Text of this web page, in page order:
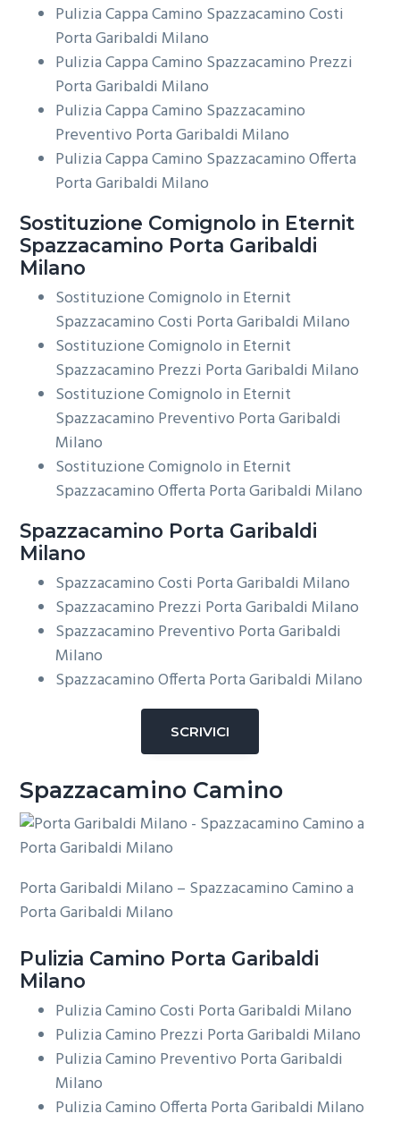
Pulizia Cappa Camino Spazzacamino Costi
Porta Garibaldi Milano
Pulizia Cappa Camino Spazzacamino Prezzi
Porta Garibaldi Milano
Pulizia Cappa Camino Spazzacamino
Preventivo Porta Garibaldi Milano
Pulizia Cappa Camino Spazzacamino Offerta
Porta Garibaldi Milano
Sostituzione Comignolo in Eternit
Spazzacamino Porta Garibaldi
Milano
Sostituzione Comignolo in Eternit
Spazzacamino Costi Porta Garibaldi Milano
Sostituzione Comignolo in Eternit
Spazzacamino Prezzi Porta Garibaldi Milano
Sostituzione Comignolo in Eternit
Spazzacamino Preventivo Porta Garibaldi
Milano
Sostituzione Comignolo in Eternit
Spazzacamino Offerta Porta Garibaldi Milano
Spazzacamino Porta Garibaldi
Milano
Spazzacamino Costi Porta Garibaldi Milano
Spazzacamino Prezzi Porta Garibaldi Milano
Spazzacamino Preventivo Porta Garibaldi
Milano
Spazzacamino Offerta Porta Garibaldi Milano
SCRIVICI
Spazzacamino Camino
Porta Garibaldi Milano – Spazzacamino Camino a
Porta Garibaldi Milano
Pulizia Camino Porta Garibaldi
Milano
Pulizia Camino Costi Porta Garibaldi Milano
Pulizia Camino Prezzi Porta Garibaldi Milano
Pulizia Camino Preventivo Porta Garibaldi
Milano
Pulizia Camino Offerta Porta Garibaldi Milano